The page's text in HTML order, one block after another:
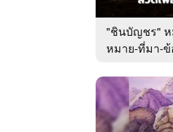
"ชินบัญชร" ห
หมาย-ที่มา-ข้